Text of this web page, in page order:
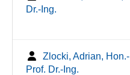
Dr.-Ing.
Zlocki, Adrian, Hon.-
Prof. Dr.-Ing.